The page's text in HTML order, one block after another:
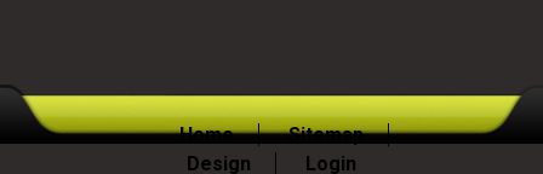
Home
Sitemap
Design
Login